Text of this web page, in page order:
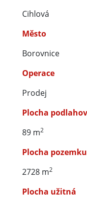
Cihlová
Město
Borovnice
Operace
Prodej
Plocha
89 m2
Plocha pozemku
2728 m2
Plocha užitná